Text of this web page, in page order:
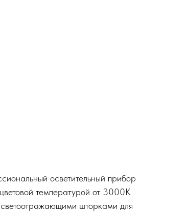
осветительный прибор
температурой от 3000K
шторками для